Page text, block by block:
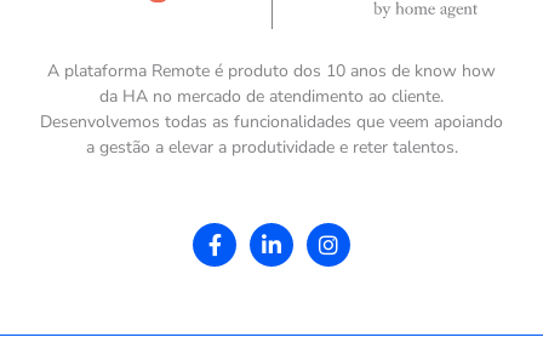
A plataforma Remote é produto dos 10 anos de know how
da HA no mercado de atendimento ao cliente.
Desenvolvemos todas as funcionalidades que veem apoiando
a gestão a elevar a produtividade e reter talentos.